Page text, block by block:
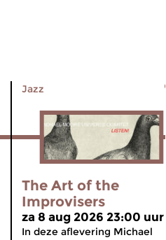
Jazz
The Art of the
Improvisers
za 8 aug 2026 23:00 uur
In deze aflevering Michael